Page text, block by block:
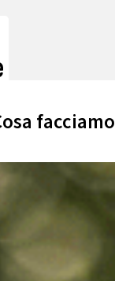
facciamo